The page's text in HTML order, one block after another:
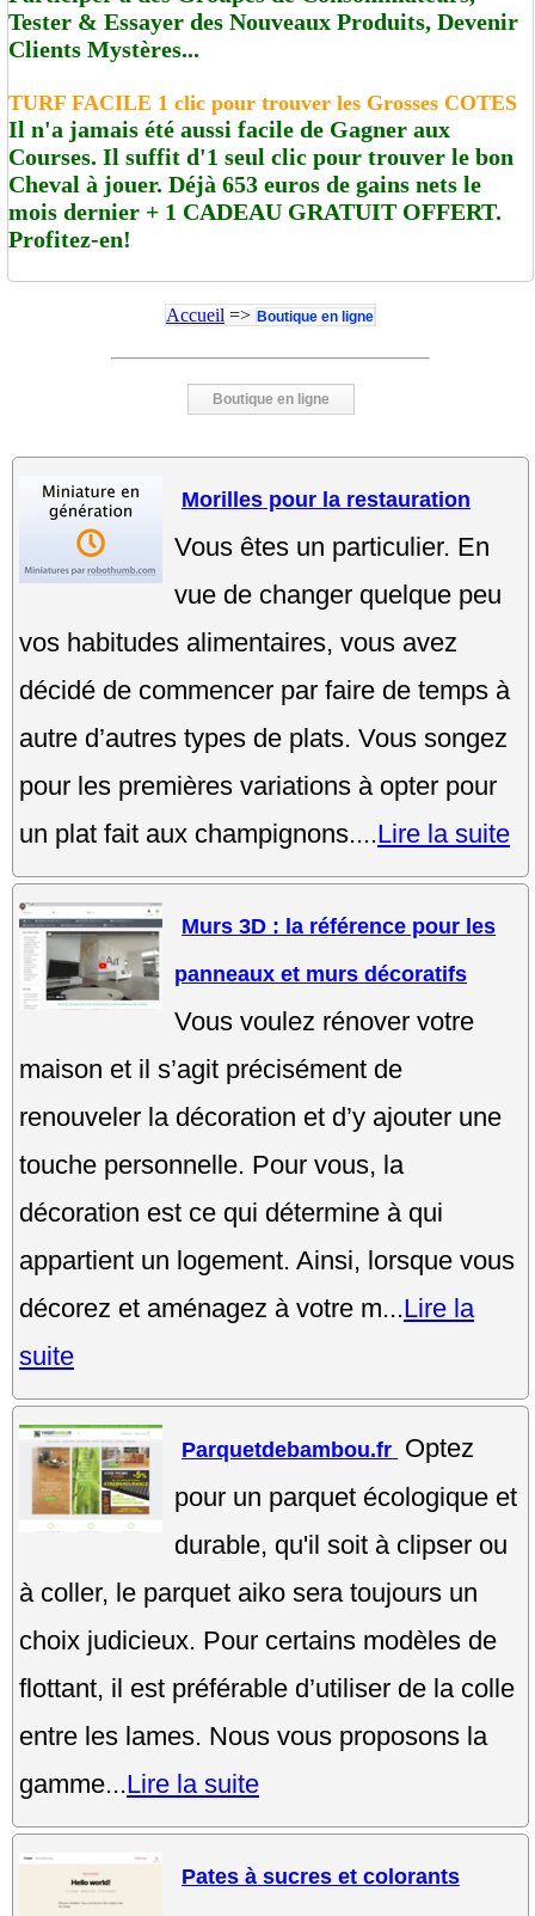
Tester & Essayer des Nouveaux Produits, Devenir
Clients Mystères...
TURF FACILE 1 clic pour trouver les Grosses COTES
Il n'a jamais été aussi facile de Gagner aux
Courses. Il suffit d'1 seul clic pour trouver le bon
Cheval à jouer. Déjà 653 euros de gains nets le
mois dernier + 1 CADEAU GRATUIT OFFERT.
Profitez-en!
Accueil => Boutique en ligne
Boutique en ligne
Morilles pour la restauration
Vous êtes un particulier. En
vue de changer quelque peu
vos habitudes alimentaires, vous avez
décidé de commencer par faire de temps à
autre d’autres types de plats. Vous songez
pour les premières variations à opter pour
un plat fait aux champignons....Lire la suite
Murs 3D : la référence pour les
panneaux et murs décoratifs
Vous voulez rénover votre
maison et il s’agit précisément de
renouveler la décoration et d’y ajouter une
touche personnelle. Pour vous, la
décoration est ce qui détermine à qui
appartient un logement. Ainsi, lorsque vous
décorez et aménagez à votre m...Lire la
suite
Parquetdebambou.fr Optez
pour un parquet écologique et
durable, qu'il soit à clipser ou
à coller, le parquet aiko sera toujours un
choix judicieux. Pour certains modèles de
flottant, il est préférable d’utiliser de la colle
entre les lames. Nous vous proposons la
gamme...Lire la suite
Pates à sucres et colorants